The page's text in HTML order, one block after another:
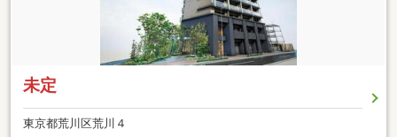
未定
東京都荒川区荒川４